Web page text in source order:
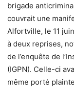
brigade
couvrait une
Alfortville, le 11
à deux reprises,
de l’enquête de
(IGPN). Celle-ci
même porté